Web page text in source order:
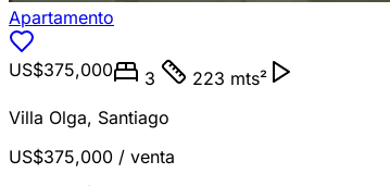
Apartamento
US$375,000 3
223 mts²
Villa Olga, Santiago
US$375,000 / venta